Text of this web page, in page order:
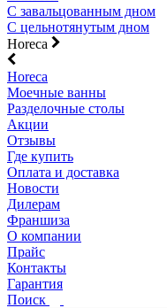
С завальцованным дном
С цельнотянутым дном
Horeca
Horeca
Моечные ванны
Разделочные столы
Акции
Отзывы
Где купить
Оплата и доставка
Новости
Дилерам
Франшиза
О компании
Прайс
Контакты
Гарантия
Поиск